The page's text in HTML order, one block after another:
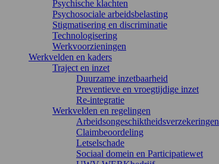
Psychische klachten
Psychosociale arbeidsbelasting
Stigmatisering en discriminatie
Technologisering
Werkvoorzieningen
Werkvelden en kaders
Traject en inzet
Duurzame inzetbaarheid
Preventieve en vroegtijdige inzet
Re-integratie
Werkvelden en regelingen
Arbeidsongeschiktheidsverzekeringen
Claimbeoordeling
Letselschade
Sociaal domein en Participatiewet